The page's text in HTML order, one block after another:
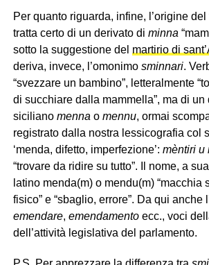
Per quanto riguarda, infine, l’origine
tratta certo di un derivato di minna
sotto la suggestione del martirio di
deriva, invece, l’omonimo sminnari.
“svezzare un bambino”, letteralmente
di succhiare dalla mammella”, ma di un
siciliano menna o mennu, ormai
registrato dalla nostra lessicografia col
‘menda, difetto, imperfezione’: mèntiri u
“trovare da ridire su tutto”. Il nome, a
latino menda(m) o mendu(m) “macchia
fisico” e “sbaglio, errore”. Da qui anche
emendare, emendamentoecc., voci
dell’attività legislativa del parlamento.